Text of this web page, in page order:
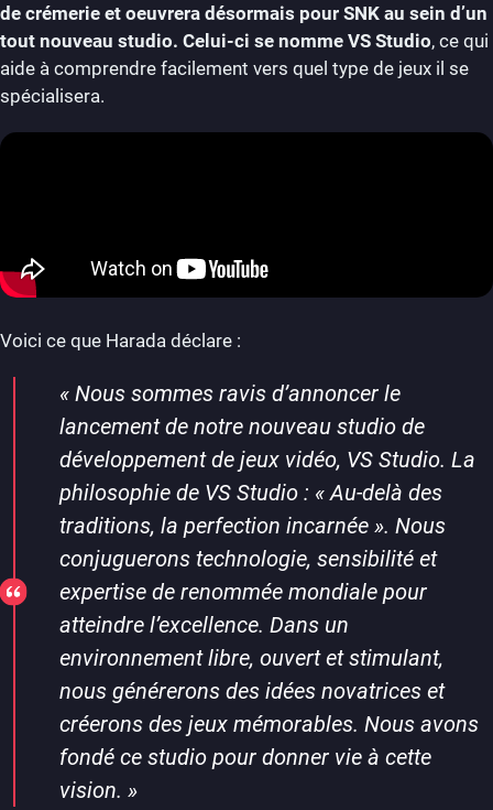
de crémerie et oeuvrera désormais pour SNK au sein d’un
tout nouveau studio. Celui-ci se nomme VS Studio, ce qui
aide à comprendre facilement vers quel type de jeux il se
spécialisera.
Voici ce que Harada déclare :
« Nous sommes ravis d’annoncer le
lancement de notre nouveau studio de
développement de jeux vidéo, VS Studio. La
philosophie de VS Studio : « Au-delà des
traditions, la perfection incarnée ». Nous
conjuguerons technologie, sensibilité et
expertise de renommée mondiale pour
atteindre l’excellence. Dans un
environnement libre, ouvert et stimulant,
nous générerons des idées novatrices et
créerons des jeux mémorables. Nous avons
fondé ce studio pour donner vie à cette
vision. »